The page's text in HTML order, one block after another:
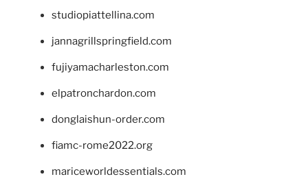
studiopiattellina.com
jannagrillspringfield.com
fujiyamacharleston.com
elpatronchardon.com
donglaishun-order.com
fiamc-rome2022.org
mariceworldessentials.com